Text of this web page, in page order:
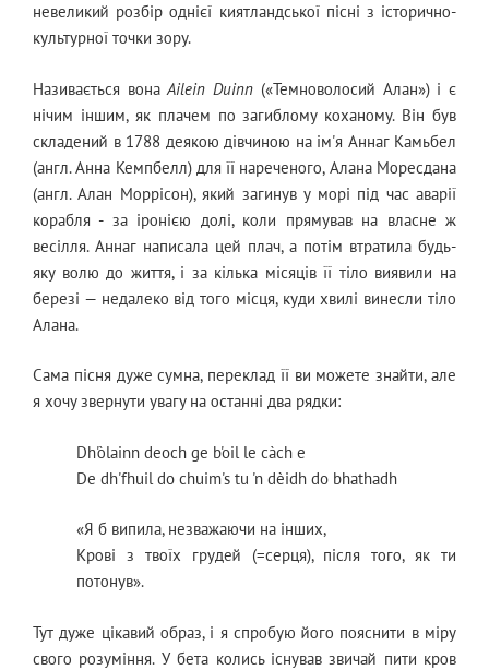
невеликий розбір однієї киятландської пісні з історично-
культурної точки зору.
Називається вонаAilein Duinn («Темноволосий Алан») і є
нічим іншим, як плачем по загиблому коханому. Він був
складений в 1788 деякою дівчиною на ім'я Аннаг Камьбел
(англ. Анна Кемпбелл) для її нареченого, Алана Моресдана
(англ. Алан Моррісон), який загинув у морі під час аварії
корабля - за іронією долі, коли прямував на власне ж
весілля. Аннаг написала цей плач, а потім втратила будь-
яку волю до життя, і за кілька місяців її тіло виявили на
березі — недалеко від того місця, куди хвилі винесли тіло
Алана.
Сама пісня дуже сумна, переклад її ви можете знайти, але
я хочу звернути увагу на останні два рядки:
Dh'òlainn deoch ge b'oil le càch e
De dh'fhuil do chuim's tu 'n dèidh do bhathadh
«Я б випила, незважаючи на інших,
Крові з твоїх грудей (=серця), після того, як ти
потонув».
Тут дуже цікавий образ, і я спробую його пояснити в міру
свого розуміння. У бета колись існував звичай пити кров